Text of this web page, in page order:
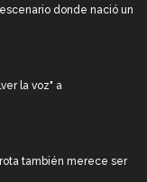
donde nació un
la voz" a
también merece ser